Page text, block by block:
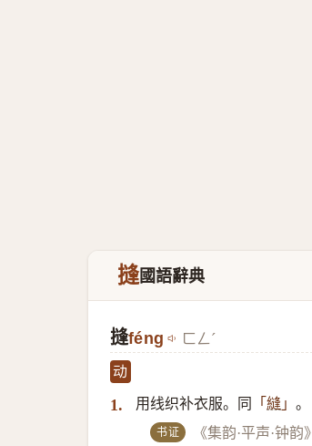
摓國語辭典
摓féng ㄈㄥˊ
动
1. 用线织补衣服。同 「 縫 」 。
书证 《集韵·平声·钟韵》